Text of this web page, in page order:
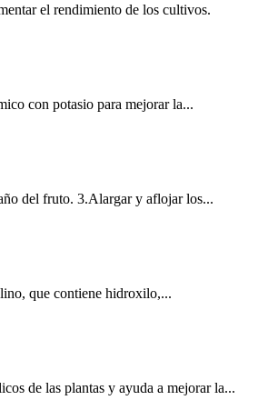
el rendimiento de los cultivos.
con potasio para mejorar la...
del fruto. 3.Alargar y aflojar los...
que contiene hidroxilo,...
de las plantas y ayuda a mejorar la...